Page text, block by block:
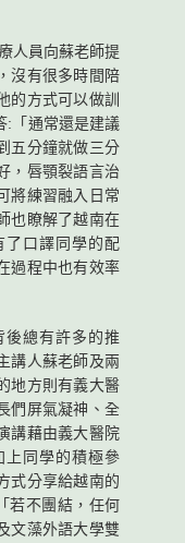
人員向蘇老師提
沒有很多時間陪
的方式可以做訓
:「通常還是建議
五分鐘就做三分
，唇顎裂語言治
將練習融入日常
也瞭解了越南在
了口譯同學的配
過程中也有效率
後總有許多的推
講人蘇老師及兩
地方則有義大醫
們屏氣凝神、全
講藉由義大醫院
上同學的積極參
式分享給越南的
若不團結，任何
文藻外語大學雙